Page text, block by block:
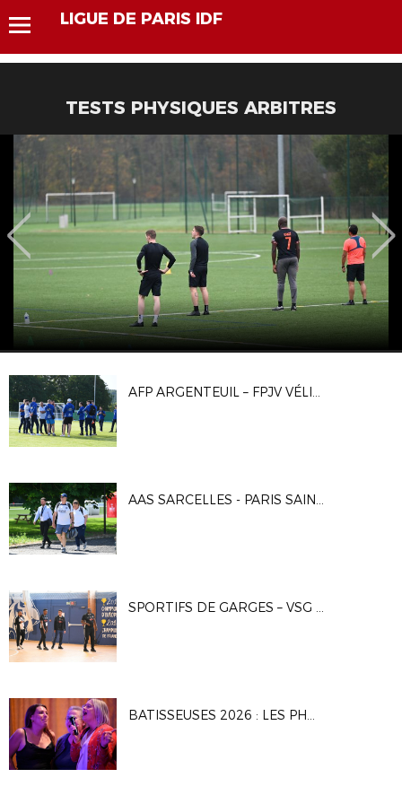
LIGUE DE PARIS IDF
TESTS PHYSIQUES ARBITRES
AFP ARGENTEUIL – FPJV VÉLIZY 1-1, 4-2 T.A.B.
AAS SARCELLES - PARIS SAINT-GERMAIN 2 0-3
SPORTIFS DE GARGES – VSG FUSTAL 5-7
BATISSEUSES 2026 : LES PHOTOS